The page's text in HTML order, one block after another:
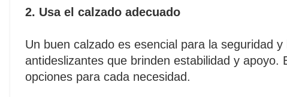
2. Usa el calzado adecuado
Un buen calzado es esencial para la seguridad
antideslizantes que brinden estabilidad y
opciones para cada necesidad.